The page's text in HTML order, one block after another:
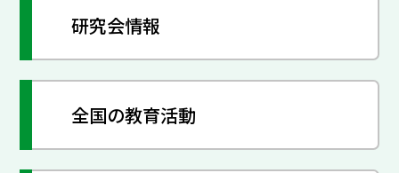
研究会情報
全国の教育活動